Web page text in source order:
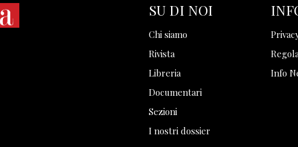
SU DI NOI
Chi siamo
Rivista
Libreria
Documentari
Sezioni
I nostri dossier
Info